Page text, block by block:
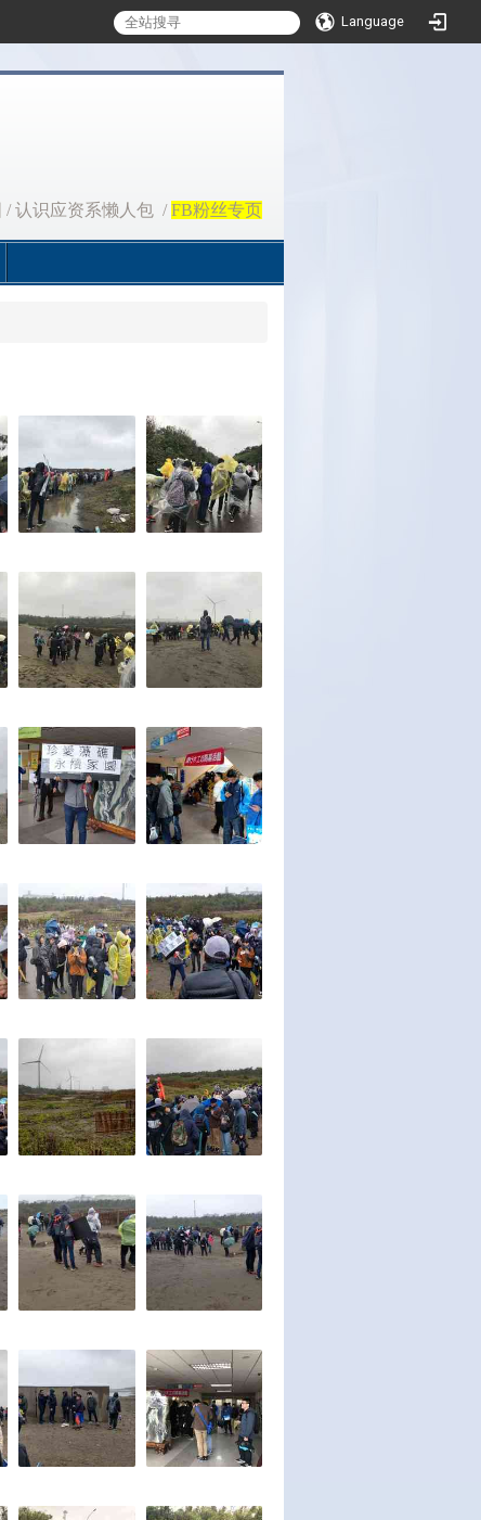
Language
/认识应资系懒人包 /FB粉丝专页